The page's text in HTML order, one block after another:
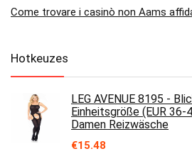
Come trovare i casinò non Aams
Hotkeuzes
LEG AVENUE 8195 -
Einheitsgröße (EUR
Damen Reizwäsche
€15.48